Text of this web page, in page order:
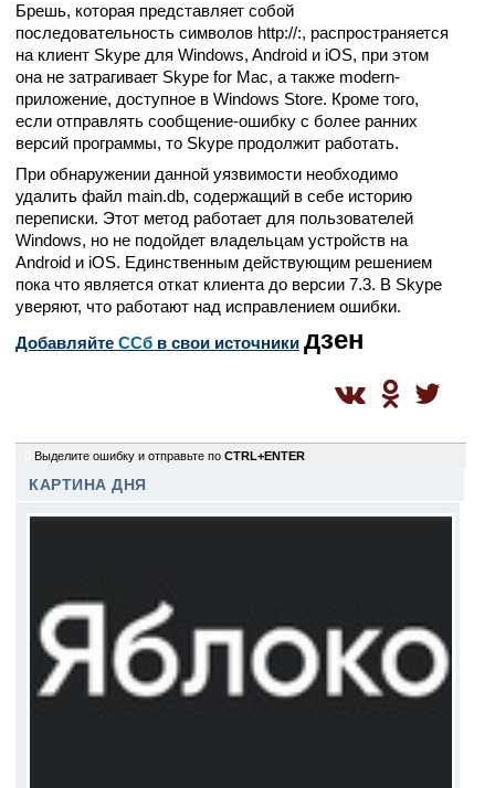
Брешь, которая представляет собой
последовательность символов http://:, распространяется
на клиент Skype для Windows, Android и iOS, при этом
она не затрагивает Skype for Mac, а также modern-
приложение, доступное в Windows Store. Кроме того,
если отправлять сообщение-ошибку с более ранних
версий программы, то Skype продолжит работать.
При обнаружении данной уязвимости необходимо
удалить файл main.db, содержащий в себе историю
переписки. Этот метод работает для пользователей
Windows, но не подойдет владельцам устройств на
Android и iOS. Единственным действующим решением
пока что является откат клиента до версии 7.3. В Skype
уверяют, что работают над исправлением ошибки.
Добавляйте CСб в свои источники дзен
Выделите ошибку и отправьте по CTRL+ENTER
КАРТИНА ДНЯ